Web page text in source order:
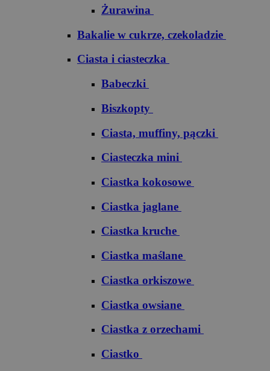
Żurawina
Bakalie w cukrze, czekoladzie
Ciasta i ciasteczka
Babeczki
Biszkopty
Ciasta, muffiny, pączki
Ciasteczka mini
Ciastka kokosowe
Ciastka jaglane
Ciastka kruche
Ciastka maślane
Ciastka orkiszowe
Ciastka owsiane
Ciastka z orzechami
Ciastko